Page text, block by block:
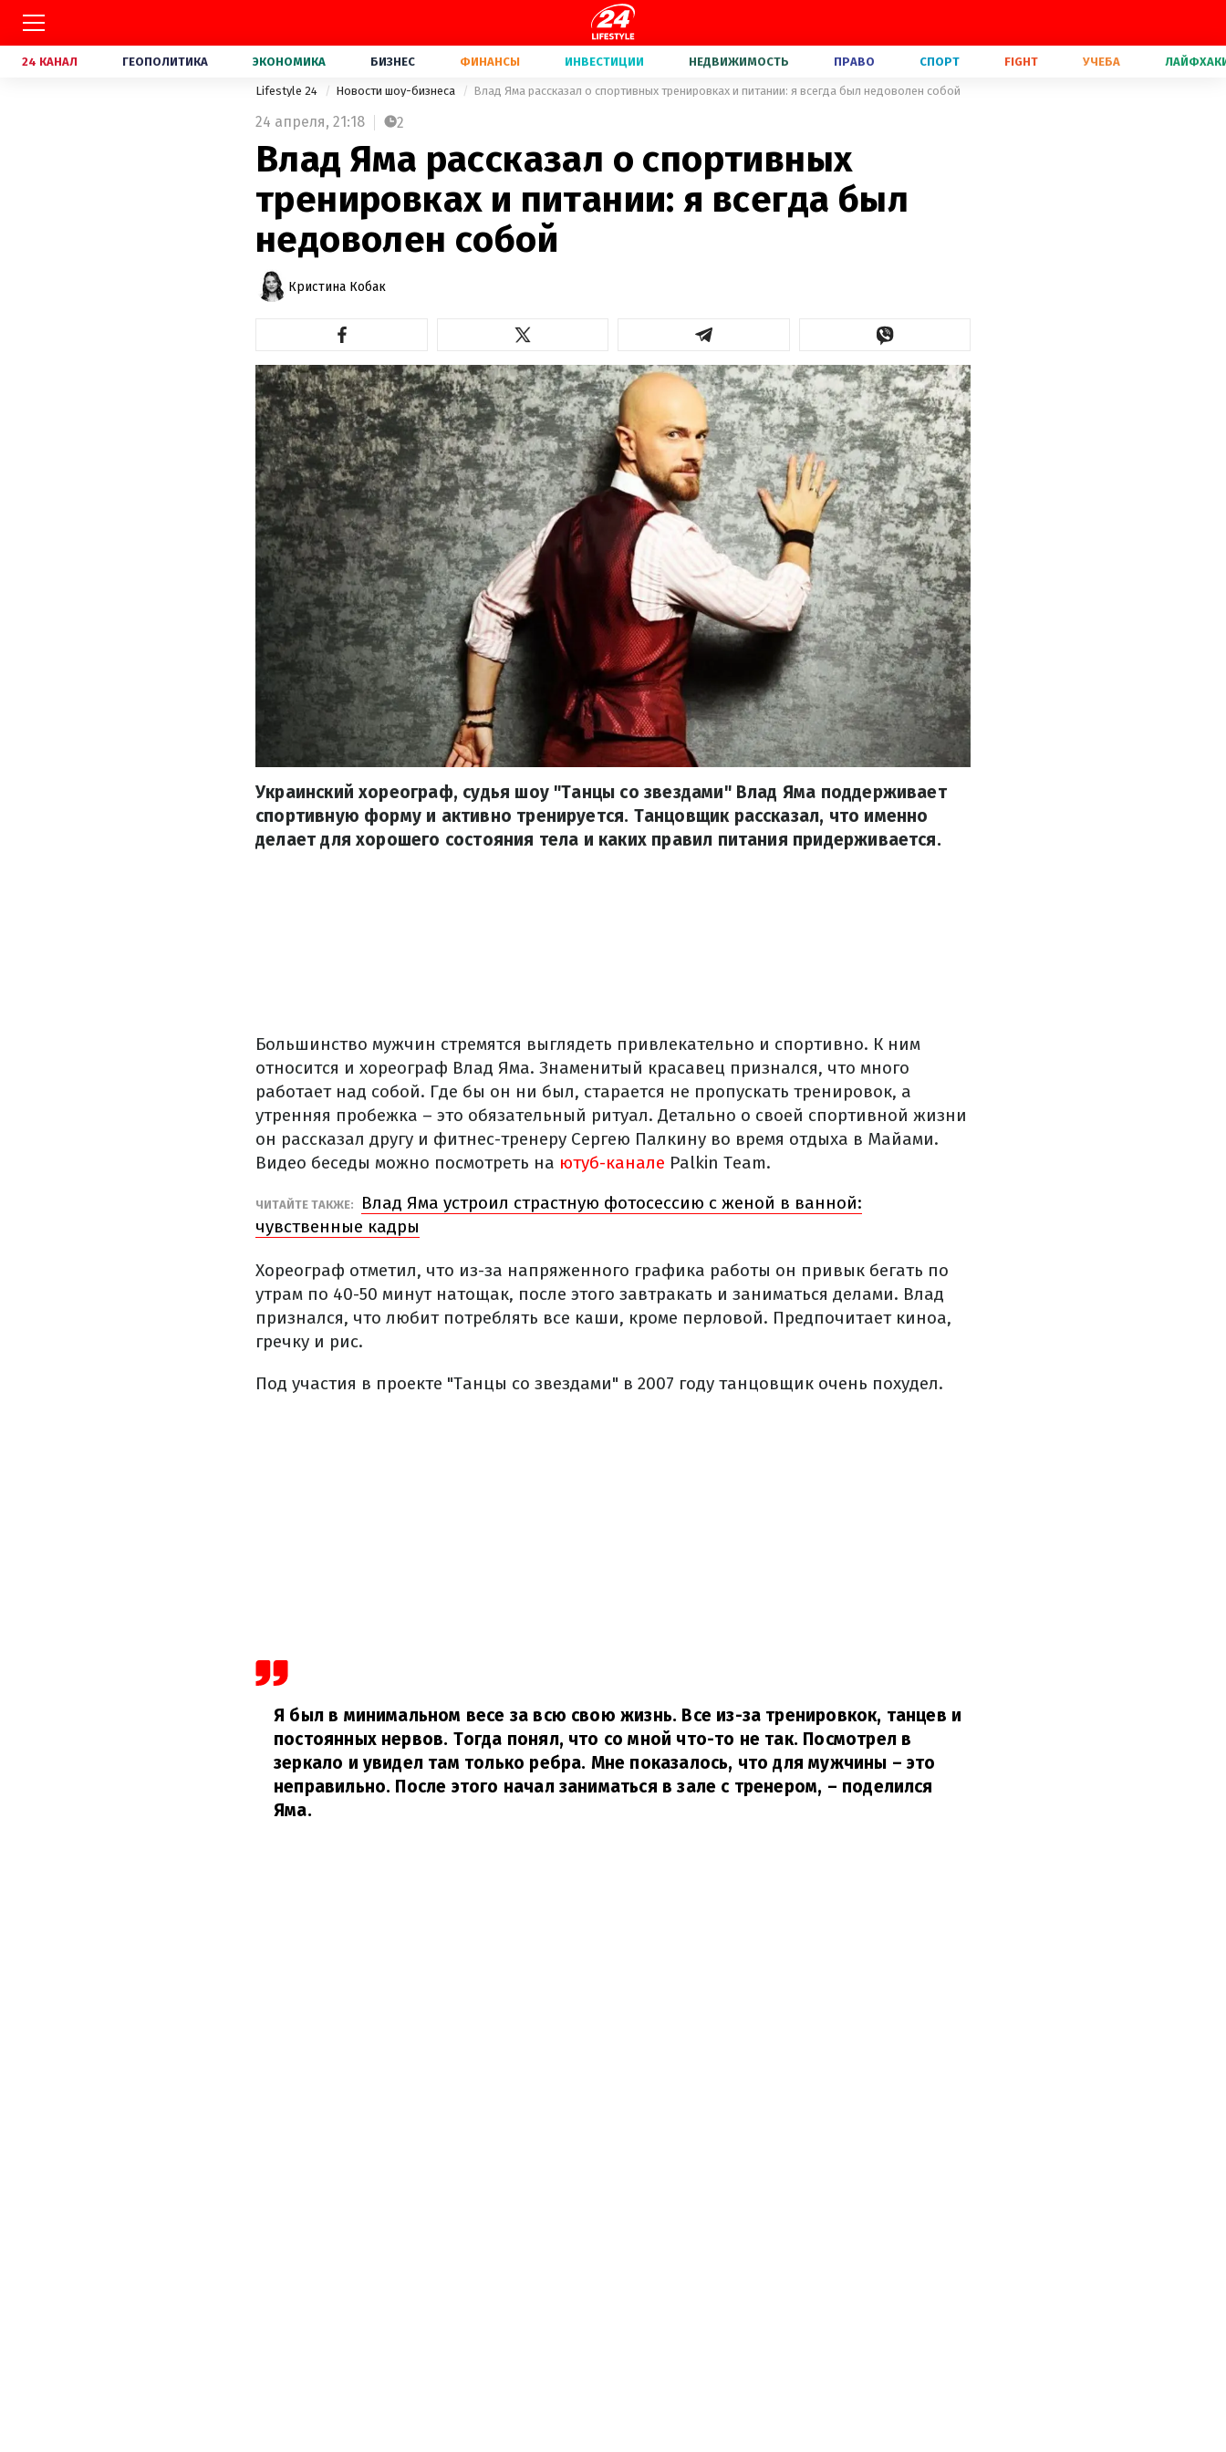
24 КАНАЛ ГЕОПОЛИТИКА ЭКОНОМИКА БИЗНЕС ФИНАНСЫ ИНВЕСТИЦИИ НЕДВИЖИМОСТЬ ПРАВО СПОРТ FIGHT УЧЕБА
Lifestyle 24 Новости шоу-бизнеса Влад Яма рассказал о спортивных тренировках и питании: я всегда был недоволен собой
24 апреля, 21:18 2
Влад Яма рассказал о спортивных
тренировках и питании: я всегда был
недоволен собой
Кристина Кобак
Украинский хореограф, судья шоу "Танцы со звездами" Влад Яма поддерживает
спортивную форму и активно тренируется. Танцовщик рассказал, что именно
делает для хорошего состояния тела и каких правил питания придерживается.
Большинство мужчин стремятся выглядеть привлекательно и спортивно. К ним
относится и хореограф Влад Яма. Знаменитый красавец признался, что много
работает над собой. Где бы он ни был, старается не пропускать тренировок, а
утренняя пробежка – это обязательный ритуал. Детально о своей спортивной жизни
он рассказал другу и фитнес-тренеру Сергею Палкину во время отдыха в Майами.
Видео беседы можно посмотреть на ютуб-канале Palkin Team.
ЧИТАЙТЕ ТАКЖЕ:
Влад Яма устроил страстную фотосессию с женой в ванной:
чувственные кадры
Хореограф отметил, что из-за напряженного графика работы он привык бегать по
утрам по 40-50 минут натощак, после этого завтракать и заниматься делами. Влад
признался, что любит потреблять все каши, кроме перловой. Предпочитает киноа,
гречку и рис.
Под участия в проекте "Танцы со звездами" в 2007 году танцовщик очень похудел.
Я был в минимальном весе за всю свою жизнь. Все из-за тренировкок, танцев и
постоянных нервов. Тогда понял, что со мной что-то не так. Посмотрел в
зеркало и увидел там только ребра. Мне показалось, что для мужчины – это
неправильно. После этого начал заниматься в зале с тренером, – поделился
Яма.